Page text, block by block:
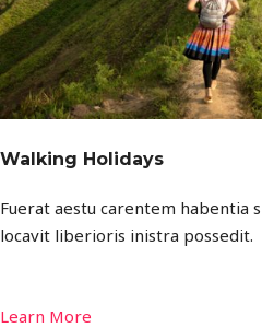
Walking Holidays
Fuerat aestu carentem habentia
locavit liberioris inistra possedit.
Learn More